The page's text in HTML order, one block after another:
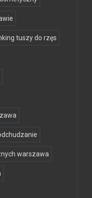
tuszy do rzęs
warszawa